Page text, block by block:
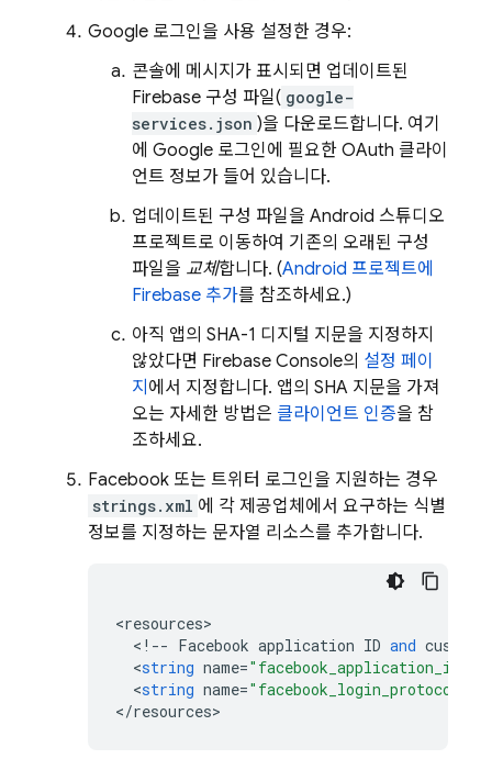
Google 로그인을 사용 설정한 경우:
콘솔에 메시지가 표시되면 업데이트된
Firebase 구성 파일( google-
services.json )을 다운로드합니다. 여기
에 Google 로그인에 필요한 OAuth 클라이
언트 정보가 들어 있습니다.
업데이트된 구성 파일을 Android 스튜디오
프로젝트로 이동하여 기존의 오래된 구성
파일을 교체합니다. (Android 프로젝트에
Firebase 추가를 참조하세요.)
아직 앱의 SHA-1 디지털 지문을 지정하지
않았다면 Firebase Console의 설정 페이
지 에서 지정합니다. 앱의 SHA 지문을 가져
오는 자세한 방법은 클라이언트 인증을 참
조하세요.
Facebook 또는 트위터 로그인을 지원하는 경우
strings.xml 에 각 제공업체에서 요구하는 식별
정보를 지정하는 문자열 리소스를 추가합니다.
<resources>
< !-- Facebook application ID and custom
<string name="facebook_application_id"
<string name=
</resources>